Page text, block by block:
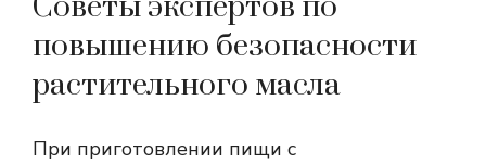
повышению безопасности
растительного масла
При приготовлении пищи с